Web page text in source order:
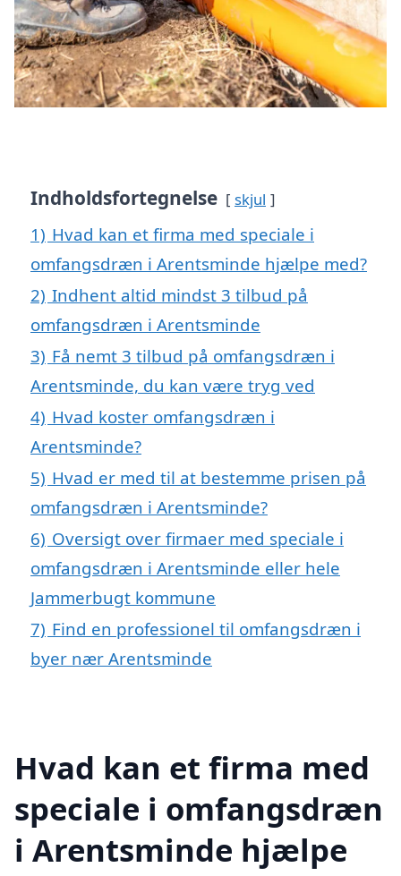
Indholdsfortegnelse skjul
1) Hvad kan et firma med speciale i
omfangsdræn i Arentsminde hjælpe med?
2) Indhent altid mindst 3 tilbud på
omfangsdræn i Arentsminde
3) Få nemt 3 tilbud på omfangsdræn i
Arentsminde, du kan være tryg ved
4) Hvad koster omfangsdræn i
Arentsminde?
5) Hvad er med til at bestemme prisen på
omfangsdræn i Arentsminde?
6) Oversigt over firmaer med speciale i
omfangsdræn i Arentsminde eller hele
Jammerbugt kommune
7) Find en professionel til omfangsdræn i
byer nær Arentsminde
Hvad kan et firma med
speciale i omfangsdræn
i Arentsminde hjælpe